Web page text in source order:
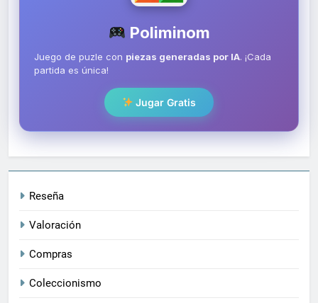
Poliminom
Juego de puzle con piezas generadas por IA. ¡Cada
partida es única!
Jugar Gratis
Reseña
Valoración
Compras
Coleccionismo